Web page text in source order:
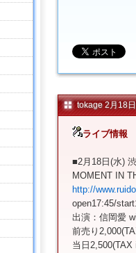
tokage 2月18
ライブ情報
■2月18日(水)
MOMENT IN
http://
open17:45/
出演：信岡愛
前売り
当日